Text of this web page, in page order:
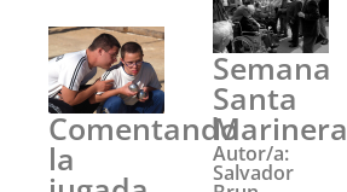
Comentando
la
Semana
Santa
Marinera
Autor/a:
Salvador